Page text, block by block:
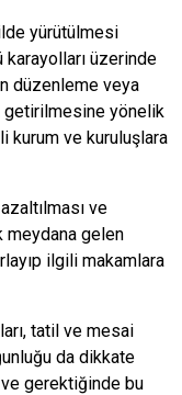
yürütülmesi
karayolları üzerinde
düzenleme veya
getirilmesine yönelik
kurum ve kuruluşlara
ve
meydana gelen
ilgili makamlara
tatil ve mesai
da dikkate
ve gerektiğinde bu